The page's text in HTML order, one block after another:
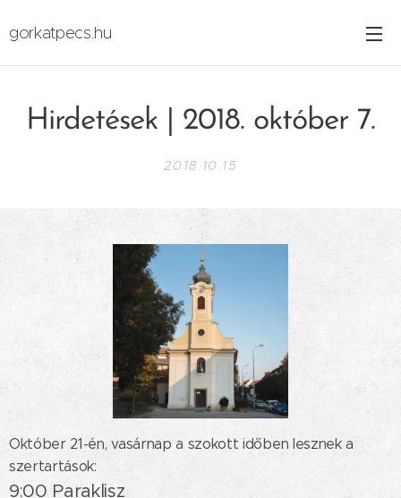
gorkatpecs.hu
Hirdetések | 2018. október 7.
2018.10.15
Október 21-én, vasárnap a szokott időben lesznek a
szertartások:
9:00 Paraklisz